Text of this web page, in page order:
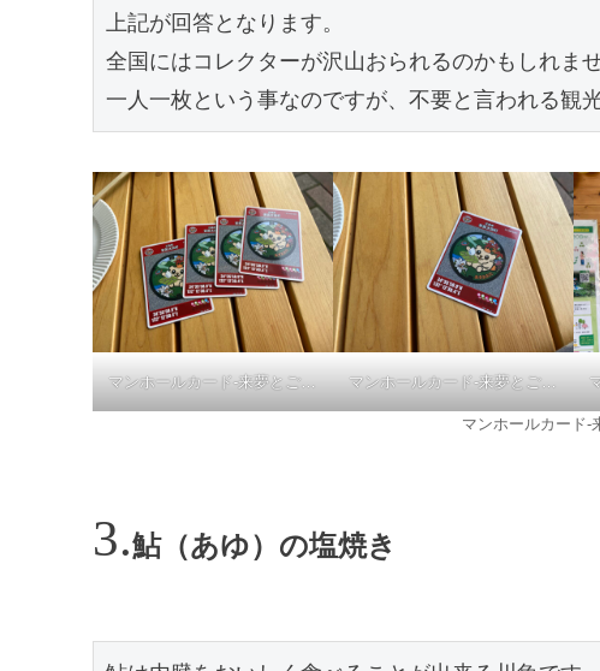
上記が回答となります。
全国にはコレクターが沢山おられるのかもしれませ
一人一枚という事なのですが、不要と言われる観
マンホールカード-来夢とごうち マンホールカード-来夢とごうち
マンホールカード-
鮎（あゆ）の塩焼き